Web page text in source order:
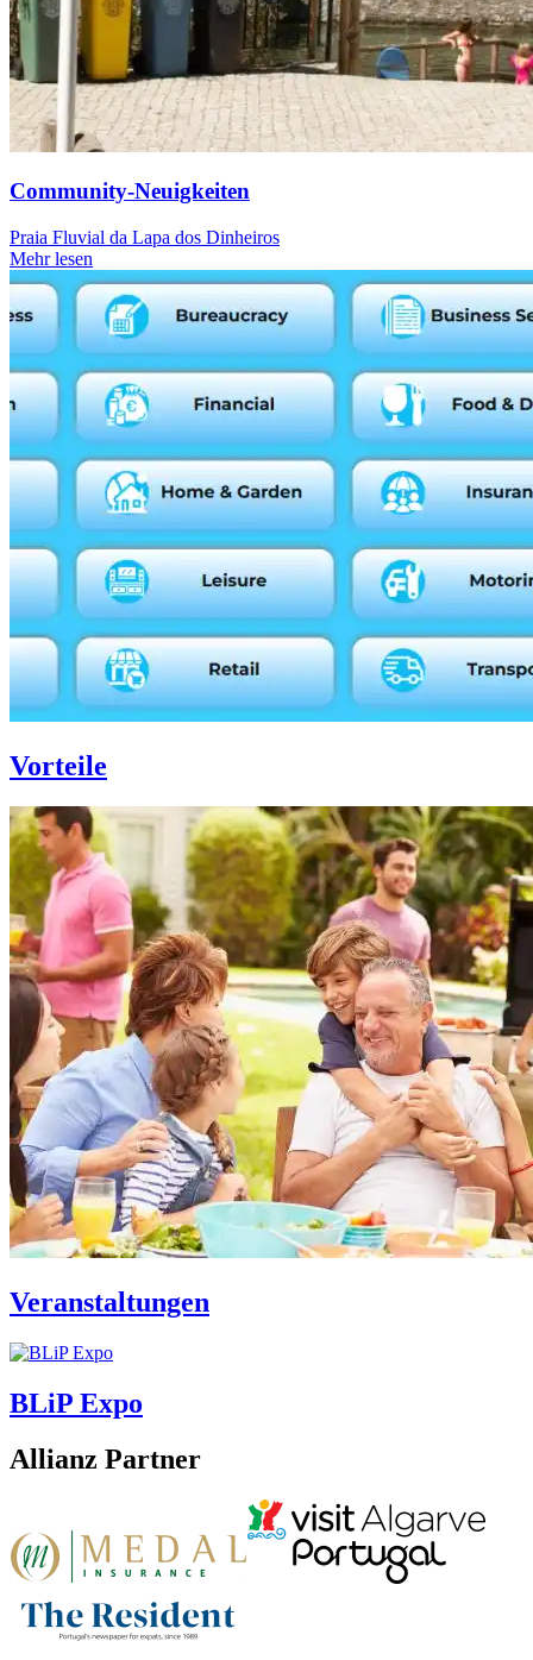
Community-Neuigkeiten
Praia Fluvial da Lapa dos Dinheiros
Mehr lesen
Vorteile
Veranstaltungen
BLiP Expo
Allianz Partner